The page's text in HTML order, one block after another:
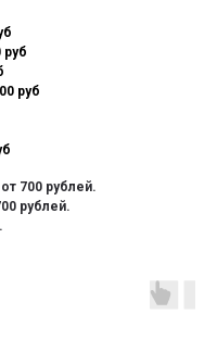
руб
руб
700 рублей.
рублей.